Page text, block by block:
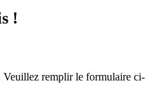
!
Veuillez remplir le formulaire ci-